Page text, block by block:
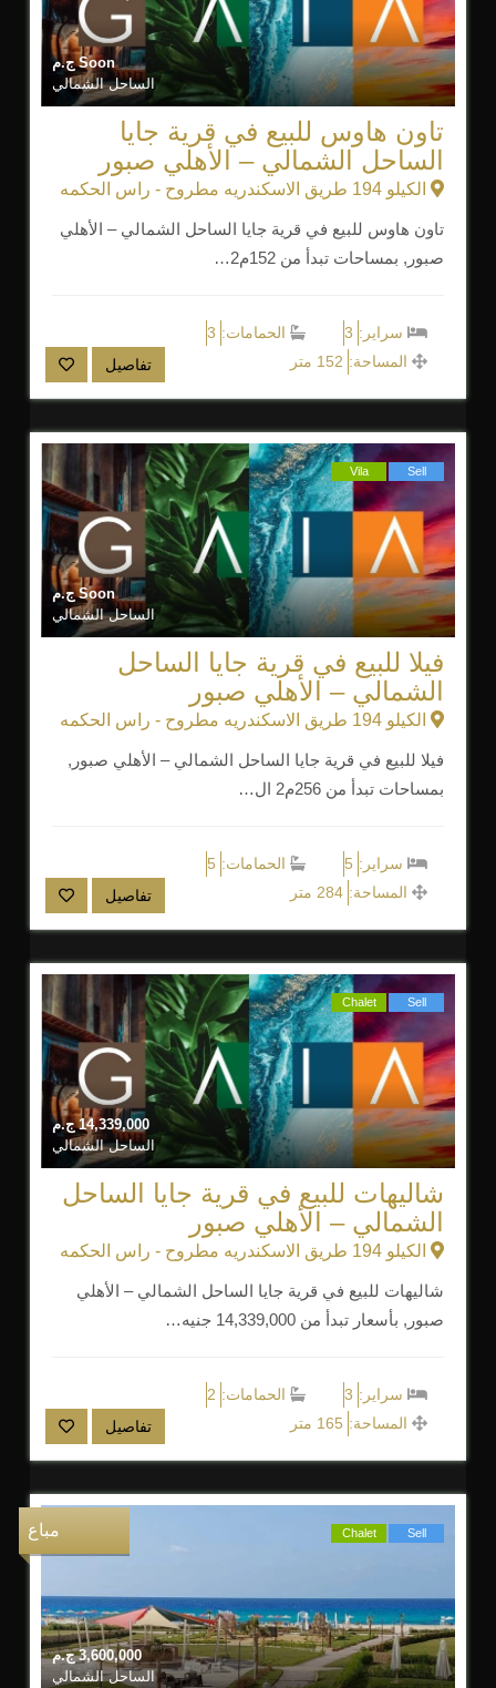
Soon ج.م
الساحل الشمالي
تاون هاوس للبيع في قرية جايا
الساحل الشمالي – الأهلي صبور
الكيلو 194 طريق الاسكندريه مطروح - راس الحكمه
تاون هاوس للبيع في قرية جايا الساحل الشمالي – الأهلي
صبور, بمساحات تبدأ من 152م2…
سراير: 3 الحمامات: 3
المساحة: 152 متر تفاصيل
Soon ج.م
الساحل الشمالي
Sell
Vila
فيلا للبيع في قرية جايا الساحل
الشمالي – الأهلي صبور
الكيلو 194 طريق الاسكندريه مطروح - راس الحكمه
فيلا للبيع في قرية جايا الساحل الشمالي – الأهلي صبور,
بمساحات تبدأ من 256م2 ال…
سراير: 5 الحمامات: 5
المساحة: 284 متر تفاصيل
14,339,000 ج.م
الساحل الشمالي
Sell
Chalet
شاليهات للبيع في قرية جايا الساحل
الشمالي – الأهلي صبور
الكيلو 194 طريق الاسكندريه مطروح - راس الحكمه
شاليهات للبيع في قرية جايا الساحل الشمالي – الأهلي
صبور, بأسعار تبدأ من 14,339,000 جنيه…
سراير: 3 الحمامات: 2
المساحة: 165 متر تفاصيل
مباع
3,600,000 ج.م
الساحل الشمالي
Sell
Chalet